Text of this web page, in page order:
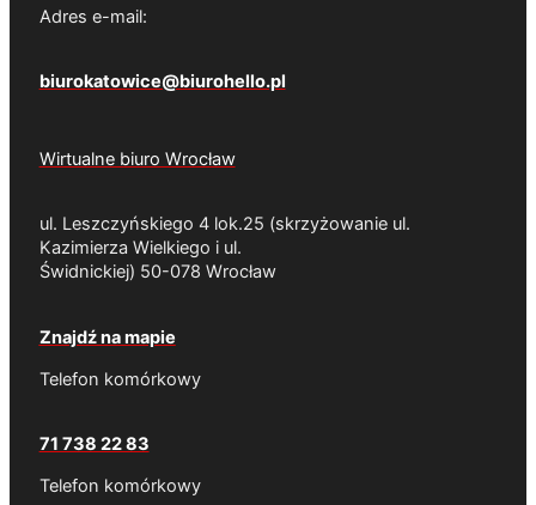
Adres e-mail:
biurokatowice@biurohello.pl
Wirtualne biuro Wrocław
ul. Leszczyńskiego 4 lok.25 (skrzyżowanie ul.
Kazimierza Wielkiego i ul.
Świdnickiej) 50-078 Wrocław
Znajdź na mapie
Telefon komórkowy
71 738 22 83
Telefon komórkowy